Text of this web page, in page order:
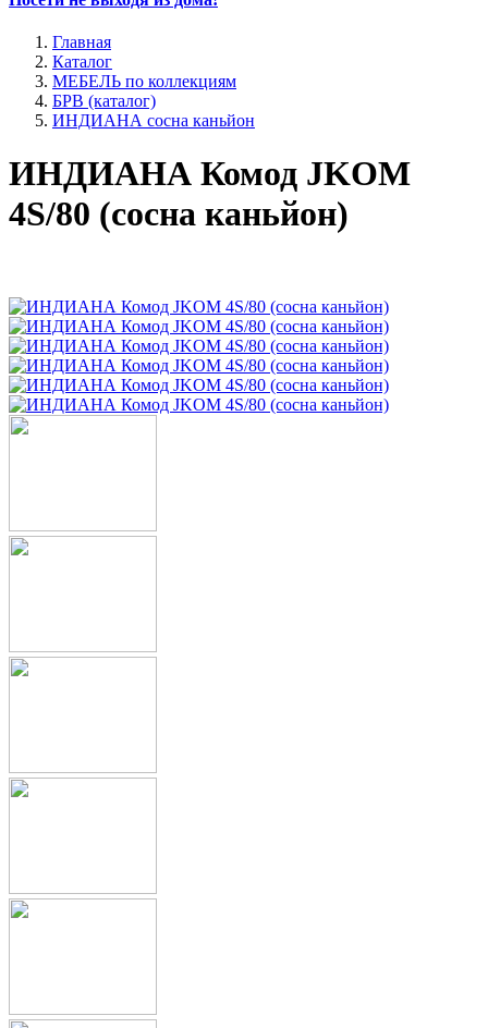
Главная
Каталог
МЕБЕЛЬ по коллекциям
БРВ (каталог)
ИНДИАНА сосна каньйон
ИНДИАНА Комод JKOM
4S/80 (сосна каньйон)